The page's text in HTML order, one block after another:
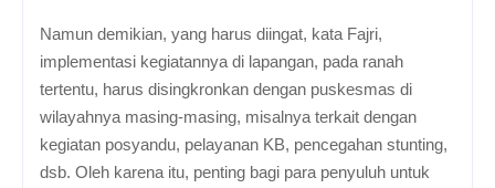
Namun demikian, yang harus diingat, kata Fajri,
implementasi kegiatannya di lapangan, pada ranah
tertentu, harus disingkronkan dengan puskesmas di
wilayahnya masing-masing, misalnya terkait dengan
kegiatan posyandu, pelayanan KB, pencegahan stunting,
dsb. Oleh karena itu, penting bagi para penyuluh untuk